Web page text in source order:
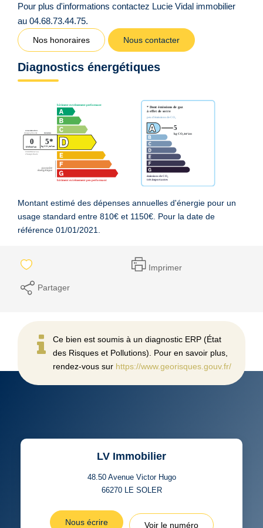
Pour plus d'informations contactez Lucie Vidal immobilier
au 04.68.73.44.75.
Nos honoraires Nous contacter
Diagnostics énergétiques
Montant estimé des dépenses annuelles d'énergie pour un
usage standard entre 810€ et 1150€. Pour la date de
référence 01/01/2021.
Imprimer
Partager
Ce bien est soumis à un diagnostic ERP (État
des Risques et Pollutions). Pour en savoir plus,
rendez-vous sur https://www.georisques.gouv.fr/
LV Immobilier
48.50 Avenue Victor Hugo
66270 LE SOLER
Nous écrire Voir le numéro